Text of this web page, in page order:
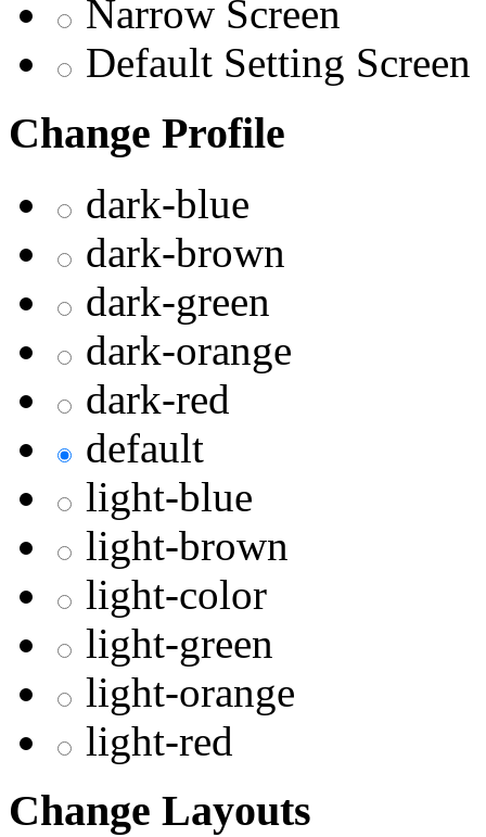
Narrow Screen
Default Setting Screen
Change Profile
dark-blue
dark-brown
dark-green
dark-orange
dark-red
default
light-blue
light-brown
light-color
light-green
light-orange
light-red
Change Layouts